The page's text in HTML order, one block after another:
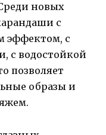
новых
с
эффектом, с
с водостойкой
позволяет
образы и